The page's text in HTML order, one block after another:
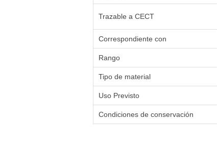
Trazable a CECT
Correspondiente con
Rango
Tipo de material
Uso Previsto
Condiciones de conservación